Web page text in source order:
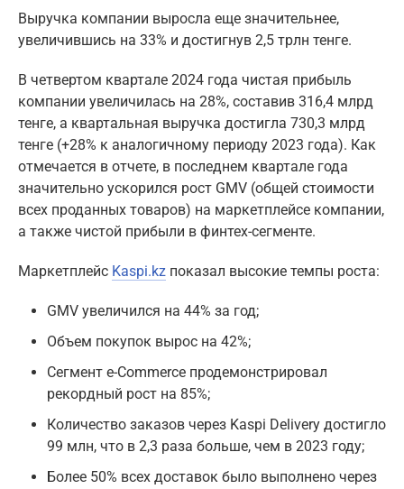
Выручка компании выросла еще значительнее,
увеличившись на 33% и достигнув 2,5 трлн тенге.
В четвертом квартале 2024 года чистая прибыль
компании увеличилась на 28%, составив 316,4 млрд
тенге, а квартальная выручка достигла 730,3 млрд
тенге (+28% к аналогичному периоду 2023 года). Как
отмечается в отчете, в последнем квартале года
значительно ускорился рост GMV (общей стоимости
всех проданных товаров) на маркетплейсе компании,
а также чистой прибыли в финтех-сегменте.
Маркетплейс Kaspi.kz показал высокие темпы роста:
GMV увеличился на 44% за год;
Объем покупок вырос на 42%;
Сегмент e-Commerce продемонстрировал
рекордный рост на 85%;
Количество заказов через Kaspi Delivery достигло
99 млн, что в 2,3 раза больше, чем в 2023 году;
Более 50% всех доставок было выполнено через